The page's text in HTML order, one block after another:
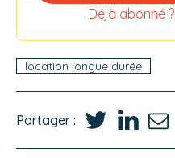
Déjà abonné ?
location longue durée
Partager :